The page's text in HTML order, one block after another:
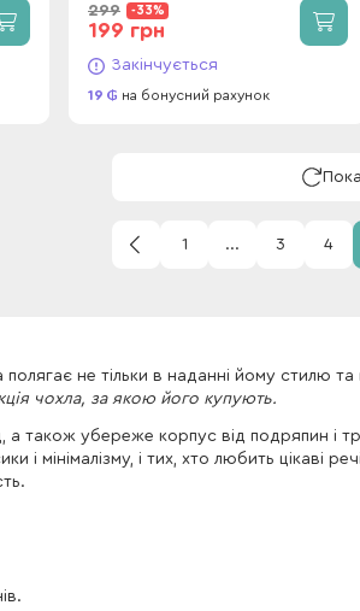
299 -33%
199 грн
Закінчується
19 на бонусний рахунок
1 ... 3 4
не тільки в наданні йому стилю
чохла, за якою його купують.
також убереже корпус від подряпин і
і мінімалізму, і тих, хто любить